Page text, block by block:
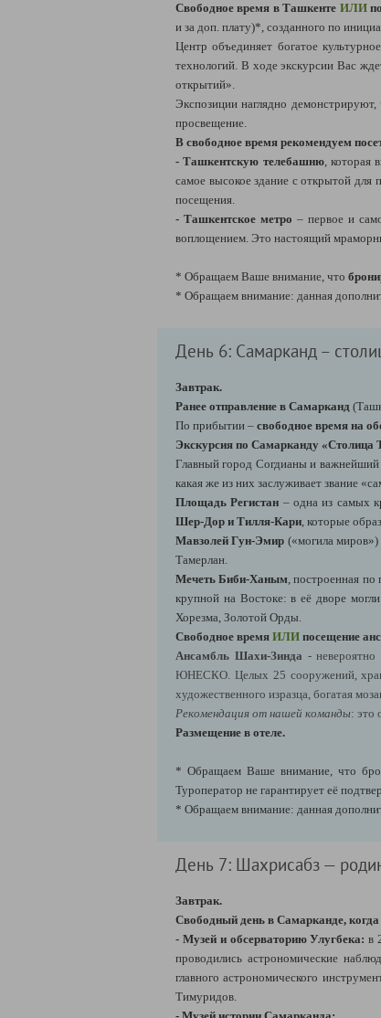
Свободное время в Ташкенте ИЛИ
и за доп. плату)*, созданного по
Центр объединяет богатое
технологий. В ходе экскурсии Вас
открытий».
Экспозиции наглядно демонстрируют,
просвещение.
В свободное время рекомендуем
- Ташкентскую телебашню, которая
самое высокое здание с открытой для
посещения.
- Ташкентское метро – первое и
воплощением. Это настоящий
* Обращаем Ваше внимание, что
* Обращаем внимание: данная
День 6: Самарканд –
Завтрак.
Ранее отправление в Самарканд
По прибытии – свободное время на
Экскурсия по Самарканду «Столица
Главный город Согдианы и
какая же из них заслуживает звание
Площадь Регистан – одна из самых
Шер-Дор и Тилля-Кари, которые
Мавзолей Гун-Эмир («могила
Тамерлан.
Мечеть Биби-Ханым, построенная по
крупной на Востоке: в её дворе
Хорезма, Золотой Орды.
Свободное время ИЛИ посещение
Ансамбль Шахи-Зинда -
ЮНЕСКО. Целых 25 сооружений,
художественного изразца, богатая
Рекомендация от нашей команды: это
Размещение в отеле.
* Обращаем Ваше внимание, что
Туроператор не гарантирует её
* Обращаем внимание: данная
День 7: Шахрисабз —
Завтрак.
Свободный день в Самарканде,
- Музей и обсерваторию Улугбека: в
проводились астрономические
главного астрономического
Тимуридов.